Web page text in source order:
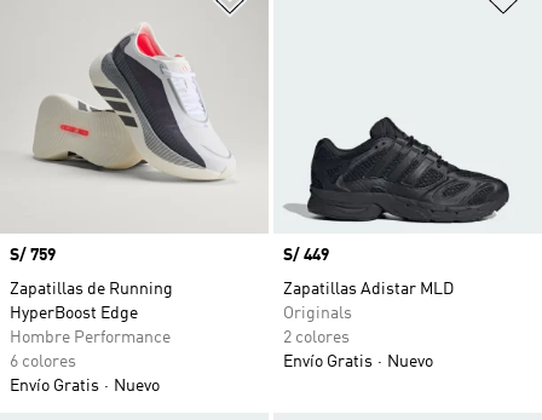
Precio
S/ 759
Zapatillas de Running
HyperBoost Edge
Hombre Performance
6 colores
Envío Gratis
Nuevo
Precio
S/ 449
Zapatillas Adistar MLD
Originals
2 colores
Envío Gratis
Nuevo